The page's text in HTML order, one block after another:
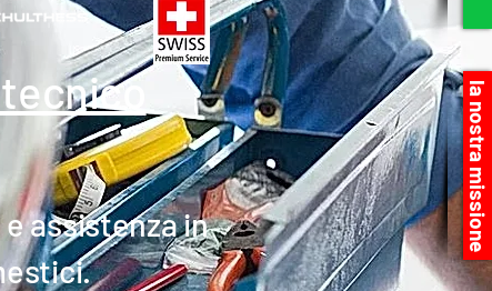
la nostra missione
assistenza in